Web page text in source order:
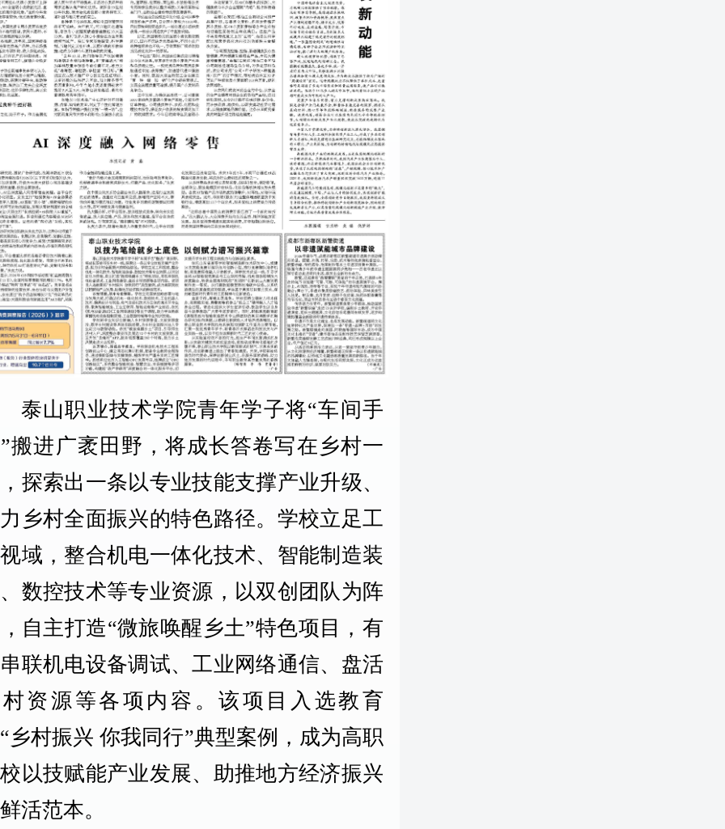
泰山职业技术学院青年学子将“车间手
搬进广袤田野，将成长答卷写在乡村一
探索出一条以专业技能支撑产业升级、
乡村全面振兴的特色路径。学校立足工
域，整合机电一体化技术、智能制造装
数控技术等专业资源，以双创团队为阵
自主打造“微旅唤醒乡土”特色项目，有
联机电设备调试、工业网络通信、盘活
资源等各项内容。该项目入选教育
乡村振兴 你我同行”典型案例，成为高职
以技赋能产业发展、助推地方经济振兴
活范本。